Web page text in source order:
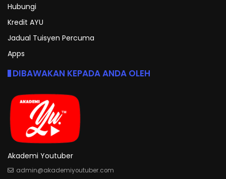
Hubungi
Kredit AYU
Jadual Tuisyen Percuma
Apps
DIBAWAKAN KEPADA ANDA OLEH
Akademi Youtuber
admin@akademiyoutuber.com